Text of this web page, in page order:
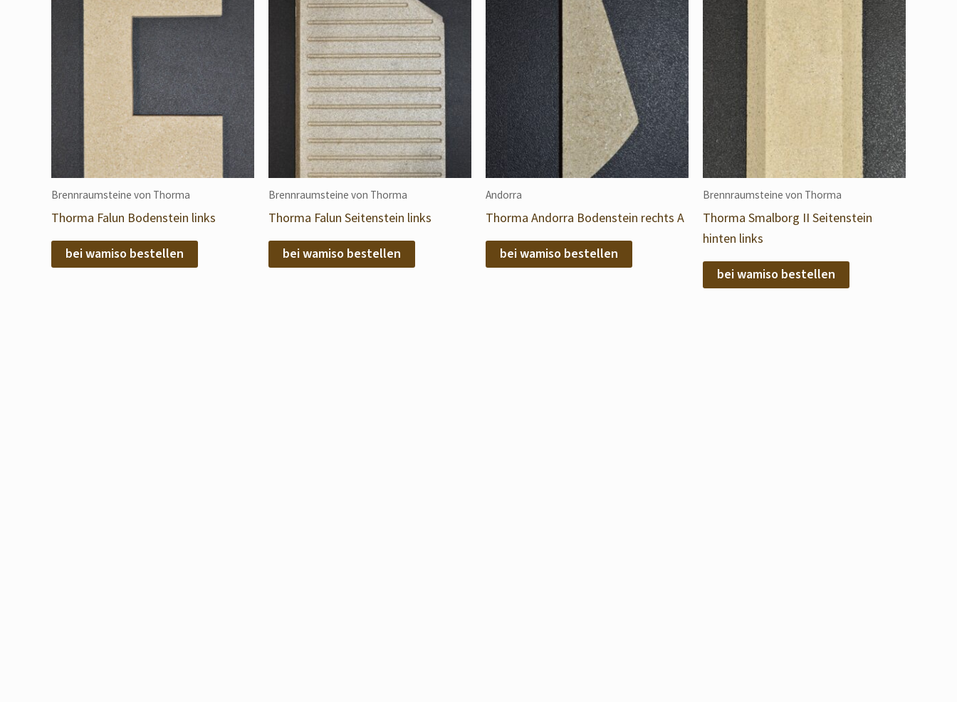
Brennraumsteine von Thorma
Thorma Falun Bodenstein links
bei wamiso bestellen
Brennraumsteine von Thorma
Thorma Falun Seitenstein links
bei wamiso bestellen
Andorra
Thorma Andorra Bodenstein rechts A
bei wamiso bestellen
Brennraumsteine von Thorma
Thorma Smalborg II Seitenstein
hinten links
bei wamiso bestellen